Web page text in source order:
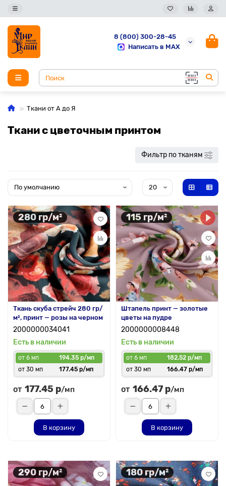
8 (800) 300-28-45
Написать в MAX
Ткани от А до Я
Ткани с цветочным принтом
Фильтр по тканям
280 гр/м²
Ткань скуба стрейч 280 гр/
м², принт — розы на черном
2000000034041
Есть в наличии
от 6 мп
194.35 р/мп
от 30 мп
177.45 р/мп
от 177.45 р/мп
В корзину
115 гр/м²
Штапель принт — золотые
цветы на пудре
2000000008448
Есть в наличии
от 6 мп
182.52 р/мп
от 30 мп
166.47 р/мп
от 166.47 р/мп
В корзину
290 гр/м² 180 гр/м²